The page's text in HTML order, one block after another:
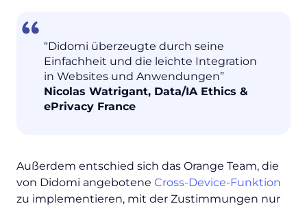
“Didomi überzeugte durch seine
Einfachheit und die leichte Integration
in Websites und Anwendungen”
Nicolas Watrigant, Data/IA Ethics &
ePrivacy France
Außerdem entschied sich das Orange Team, die
von Didomi angebotene Cross-Device-Funktion
zu implementieren, mit der Zustimmungen nur